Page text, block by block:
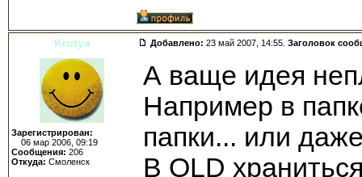
Krutya Добавлено: 23 май 2007, 14:55. Заголовок
Зарегистрирован:
06 мар 2006, 09:19
Сообщения: 206
Откуда: Смоленск
А ваще идея
Например в
папки... или
В OLD